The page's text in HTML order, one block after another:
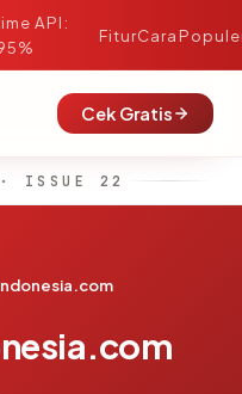
API:
FiturCara
Cek Gratis
· ISSUE 22